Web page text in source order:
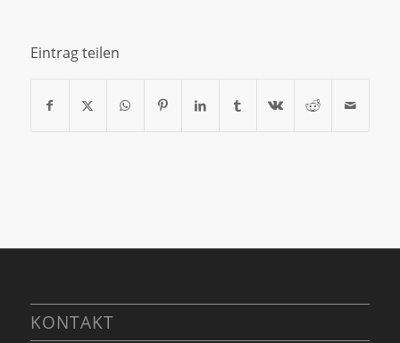
Eintrag teilen
KONTAKT